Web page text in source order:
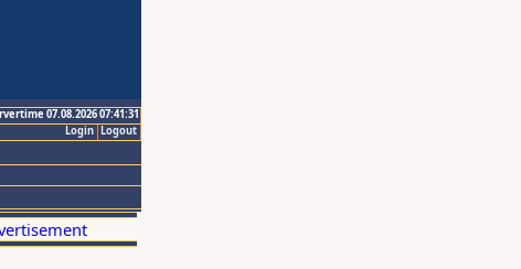
07.08.2026 07:41:31
Logout
Login